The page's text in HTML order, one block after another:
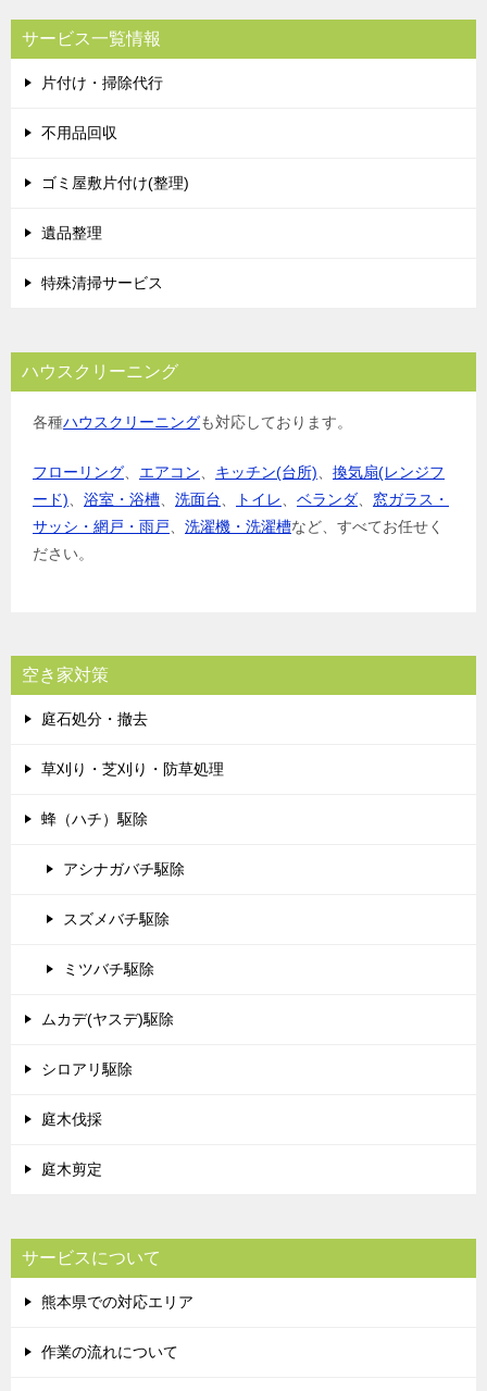
サービス一覧情報
片付け・掃除代行
不用品回収
ゴミ屋敷片付け(整理)
遺品整理
特殊清掃サービス
ハウスクリーニング
各種ハウスクリーニングも対応しております。
フローリング エアコン キッチン(台所)
換気扇(レンジフ
ード)
浴室・浴槽 洗面台 トイレ ベランダ
窓ガラス・
サッシ・網戸・雨戸
洗濯機・洗濯槽など、すべてお任せく
ださい。
空き家対策
庭石処分・撤去
草刈り・芝刈り・防草処理
蜂（ハチ）駆除
アシナガバチ駆除
スズメバチ駆除
ミツバチ駆除
ムカデ(ヤスデ)駆除
シロアリ駆除
庭木伐採
庭木剪定
サービスについて
熊本県での対応エリア
作業の流れについて